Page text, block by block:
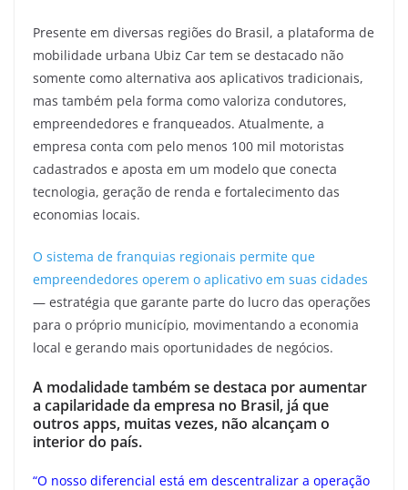
Presente em diversas regiões do Brasil, a plataforma de
mobilidade urbana Ubiz Car tem se destacado não
somente como alternativa aos aplicativos tradicionais,
mas também pela forma como valoriza condutores,
empreendedores e franqueados. Atualmente, a
empresa conta com pelo menos 100 mil motoristas
cadastrados e aposta em um modelo que conecta
tecnologia, geração de renda e fortalecimento das
economias locais.
O sistema de franquias regionais permite que
empreendedores operem o aplicativo em suas cidades
— estratégia que garante parte do lucro das operações
para o próprio município, movimentando a economia
local e gerando mais oportunidades de negócios.
A modalidade também se destaca por aumentar
a capilaridade da empresa no Brasil, já que
outros apps, muitas vezes, não alcançam o
interior do país.
“O nosso diferencial está em descentralizar a operação